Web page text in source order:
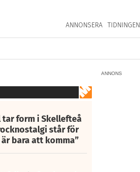
ANNONSERA TIDNINGEN
ANNONS
tar form i Skellefteå
står för
bara att komma”